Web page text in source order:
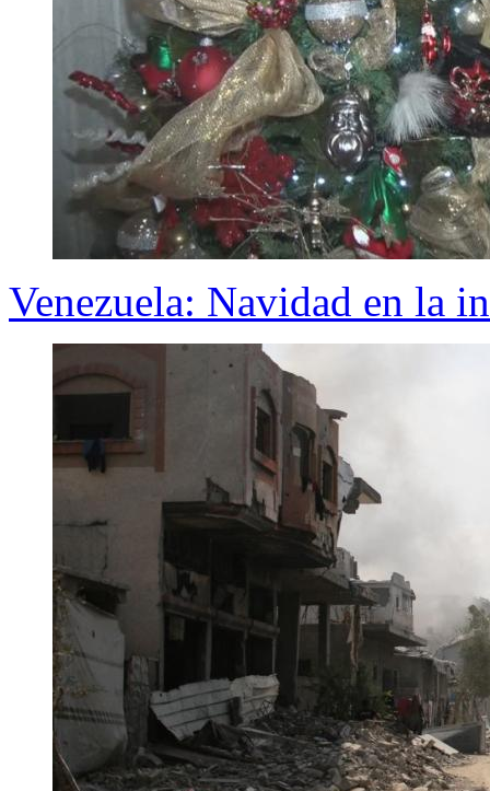
Venezuela: Navidad en la